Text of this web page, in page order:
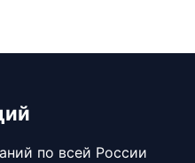
по всей России